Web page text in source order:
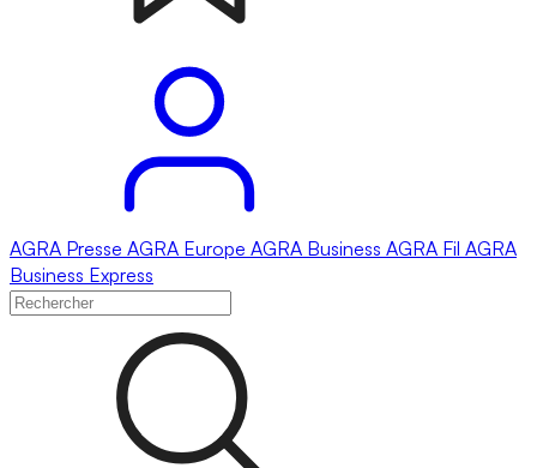
AGRA Presse AGRA Europe AGRA Business AGRA Fil AGRA
Business Express